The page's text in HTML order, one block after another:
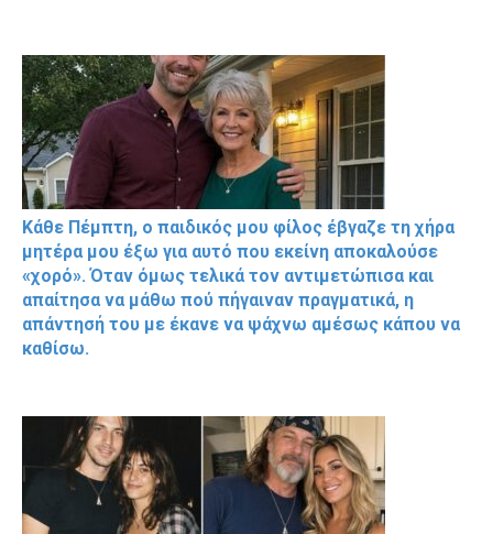
Κάθε Πέμπτη, ο παιδικός μου φίλος έβγαζε τη χήρα
μητέρα μου έξω για αυτό που εκείνη αποκαλούσε
«χορό». Όταν όμως τελικά τον αντιμετώπισα και
απαίτησα να μάθω πού πήγαιναν πραγματικά, η
απάντησή του με έκανε να ψάχνω αμέσως κάπου να
καθίσω.